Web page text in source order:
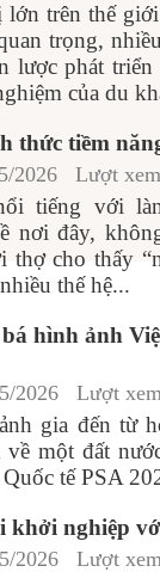
trên thế
trọng,
lược phát
của du
thức tiềm
2026 Lượt
tiếng với
nơi đây,
thợ cho thấy
thế hệ...
hình ảnh
2026 Lượt
gia đến từ
một đất
tế PSA
khởi nghiệp
2026 Lượt